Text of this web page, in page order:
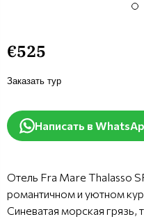
€525
Заказать тур
Написать в
Отель Fra Mare Thalasso
романтичном и уютном
Синеватая морская грязь,